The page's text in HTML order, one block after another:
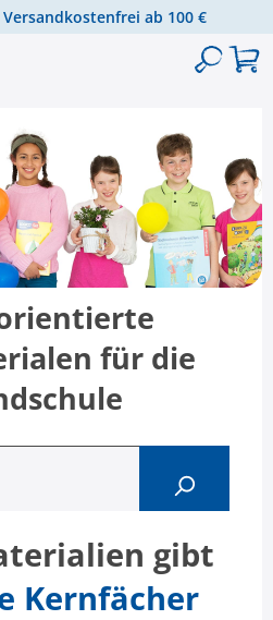
ab 100 €
für die
gibt
Kernfächer